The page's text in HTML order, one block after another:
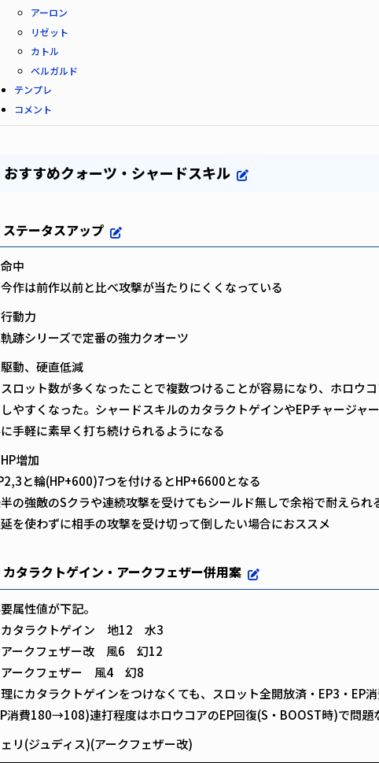
アーロン
リゼット
カトル
ベルガルド
テンプレ
コメント
おすすめクォーツ・シャードスキル
ステータスアップ
命中
作は前作以前と比べ攻撃が当たりにくくなっている
行動力
跡シリーズで定番の強力クオーツ
駆動、硬直低減
ロット数が多くなったことで複数つけることが容易になり、ホロウ
やすくなった。シャードスキルのカタラクトゲインやEPチャージャ
手軽に素早く打ち続けられるようになる
HP増加
と輪(HP+600)7つを付けるとHP+6600となる
の強敵のSクラや連続攻撃を受けてもシールド無しで余裕で耐えられ
を使わずに相手の攻撃を受け切って倒したい場合におススメ
カタラクトゲイン・アークフェザー併用案
属性値が下記。
カタラクトゲイン 地12 水3
アークフェザー改 風6 幻12
アークフェザー 風4 幻8
にカタラクトゲインをつけなくても、スロット全開放済・EP3・EP
消費180→108)連打程度はホロウコアのEP回復(S・BOOST時)で問題
リ(ジュディス)(アークフェザー改)